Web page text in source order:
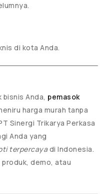
di kota Anda.
Anda, pemasok
harga murah tanpa
Sinergi Trikarya Perkasa
Anda yang
terpercayadi Indonesia.
demo, atau